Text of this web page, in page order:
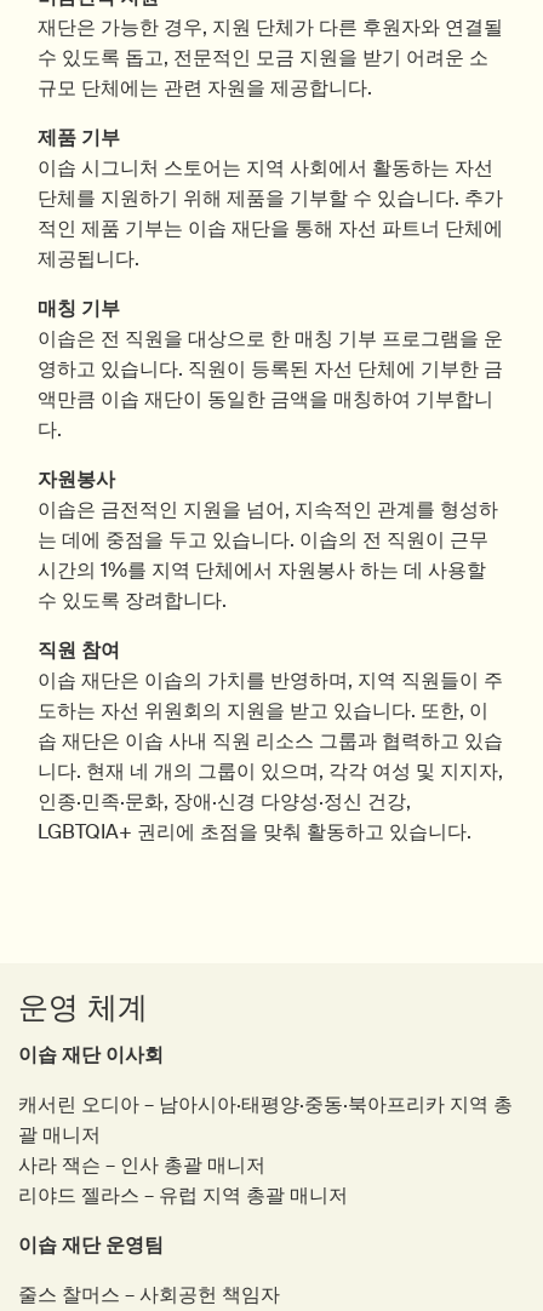
재단은 가능한 경우, 지원 단체가 다른 후원자와 연결될
수 있도록 돕고, 전문적인 모금 지원을 받기 어려운 소
규모 단체에는 관련 자원을 제공합니다.
제품 기부
이솝 시그니처 스토어는 지역 사회에서 활동하는 자선
단체를 지원하기 위해 제품을 기부할 수 있습니다. 추가
적인 제품 기부는 이솝 재단을 통해 자선 파트너 단체에
제공됩니다.
매칭 기부
이솝은 전 직원을 대상으로 한 매칭 기부 프로그램을 운
영하고 있습니다. 직원이 등록된 자선 단체에 기부한 금
액만큼 이솝 재단이 동일한 금액을 매칭하여 기부합니
다.
자원봉사
이솝은 금전적인 지원을 넘어, 지속적인 관계를 형성하
는 데에 중점을 두고 있습니다. 이솝의 전 직원이 근무
시간의 1%를 지역 단체에서 자원봉사 하는 데 사용할
수 있도록 장려합니다.
직원 참여
이솝 재단은 이솝의 가치를 반영하며, 지역 직원들이 주
도하는 자선 위원회의 지원을 받고 있습니다. 또한, 이
솝 재단은 이솝 사내 직원 리소스 그룹과 협력하고 있습
니다. 현재 네 개의 그룹이 있으며, 각각 여성 및 지지자,
인종·민족·문화, 장애·신경 다양성·정신 건강,
LGBTQIA+ 권리에 초점을 맞춰 활동하고 있습니다.
운영 체계
이솝 재단 이사회
캐서린 오디아 – 남아시아·태평양·중동·북아프리카 지역 총
괄 매니저
사라 잭슨 – 인사 총괄 매니저
리야드 젤라스 – 유럽 지역 총괄 매니저
이솝 재단 운영팀
줄스 찰머스 – 사회공헌 책임자